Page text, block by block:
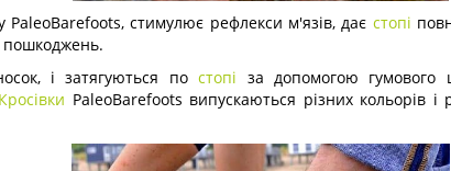
стимулює рефлекси м'язів, дає стопі
пошкоджень.
і затягуються постопі за допомогою гумового
Кросівки PaleoBarefoots випускаються різних кольорів і